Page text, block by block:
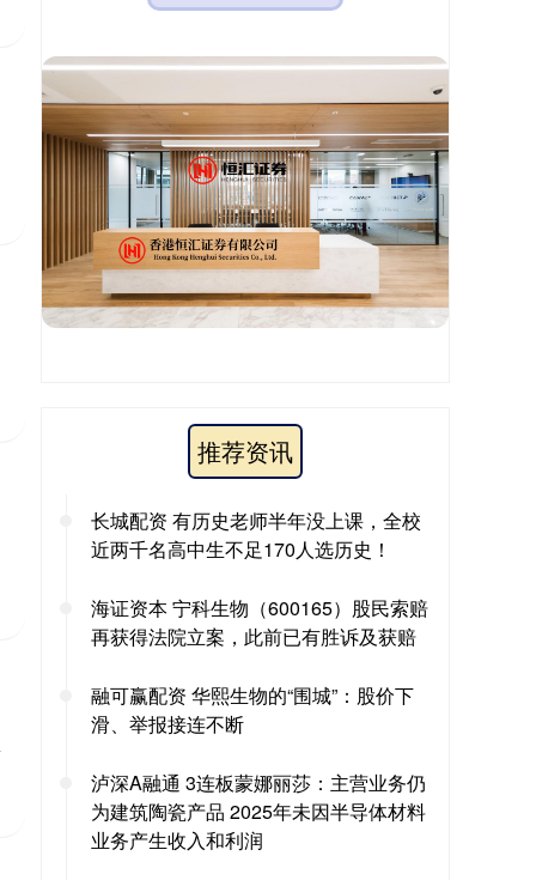
推荐资讯
长城配资 有历史老师半年没上课，全校
近两千名高中生不足170人选历史！
海证资本 宁科生物（600165）股民索赔
再获得法院立案，此前已有胜诉及获赔
融可赢配资 华熙生物的“围城”：股价下
滑、举报接连不断
泸深A融通 3连板蒙娜丽莎：主营业务仍
为建筑陶瓷产品 2025年未因半导体材料
业务产生收入和利润